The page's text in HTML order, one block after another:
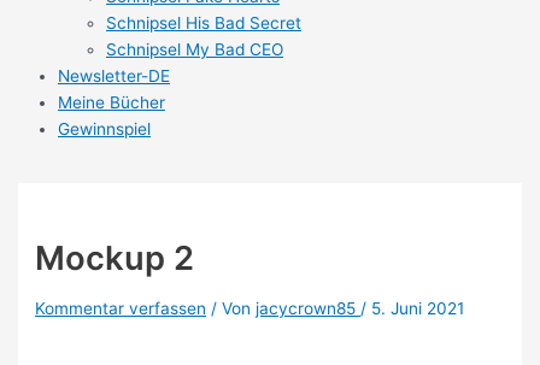
Schnipsel His Bad Secret
Schnipsel My Bad CEO
Newsletter-DE
Meine Bücher
Gewinnspiel
Mockup 2
Kommentar verfassen / Vonjacycrown85 / 5. Juni 2021